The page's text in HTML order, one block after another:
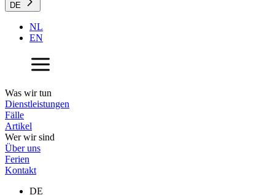
DE
NL
EN
Was wir tun
Dienstleistungen
Fälle
Artikel
Wer wir sind
Über uns
Ferien
Kontakt
DE